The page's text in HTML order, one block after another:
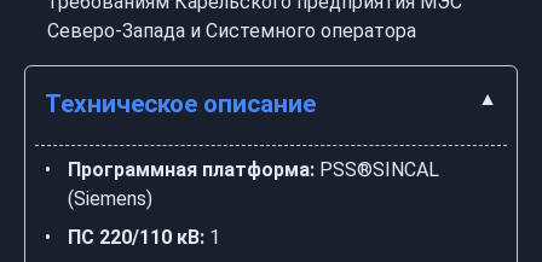
Северо-Запада и Системного оператора
Техническое описание
Программная платформа: PSS®SINCAL
(Siemens)
ПС 220/110 кВ: 1